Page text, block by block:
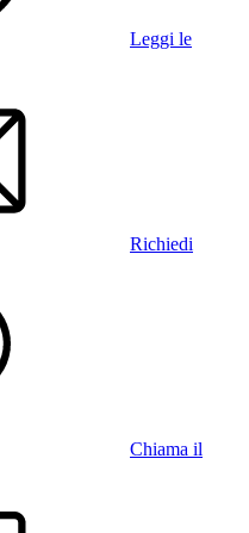
Leggi le
Richiedi
Chiama il